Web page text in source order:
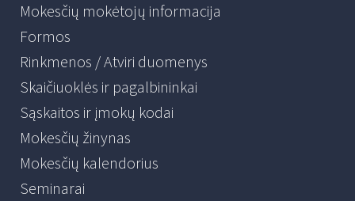
Mokesčių mokėtojų informacija
Formos
Rinkmenos / Atviri duomenys
Skaičiuoklės ir pagalbininkai
Sąskaitos ir įmokų kodai
Mokesčių žinynas
Mokesčių kalendorius
Seminarai